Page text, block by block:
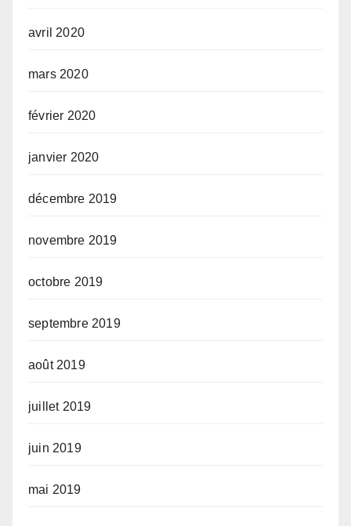
avril 2020
mars 2020
février 2020
janvier 2020
décembre 2019
novembre 2019
octobre 2019
septembre 2019
août 2019
juillet 2019
juin 2019
mai 2019